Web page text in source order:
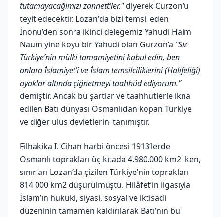
tutamayacağımızı zannettiler."diyerek Curzon’u
teyit edecektir. Lozan'da bizi temsil eden
İnönü’den sonra ikinci delegemiz Yahudi Haim
Naum yine koyu bir Yahudi olan Gurzon’a “Siz
Türkiye’nin mülki tamamiyetini kabul edin, ben
onlara İslamiyet’i ve İslam temsilciliklerini (Halifeliği)
ayaklar altında çiğnetmeyi taahhüd ediyorum.”
demiştir. Ancak bu şartlar ve taahhütlerle ikna
edilen Batı dünyası Osmanlıdan kopan Türkiye
ve diğer ulus devletlerini tanımıştır.
Filhakika I. Cihan harbi öncesi 1913’lerde
Osmanlı toprakları üç kıtada 4.980.000 km2 iken,
sınırları Lozan’da çizilen Türkiye’nin toprakları
814 000 km2 düşürülmüştü. Hilâfet’in ilgasıyla
İslam’ın hukuki, siyasi, sosyal ve iktisadi
düzeninin tamamen kaldırılarak Batı’nın bu